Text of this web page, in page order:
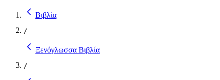
Βιβλία
/
Ξενόγλωσσα Βιβλία
/